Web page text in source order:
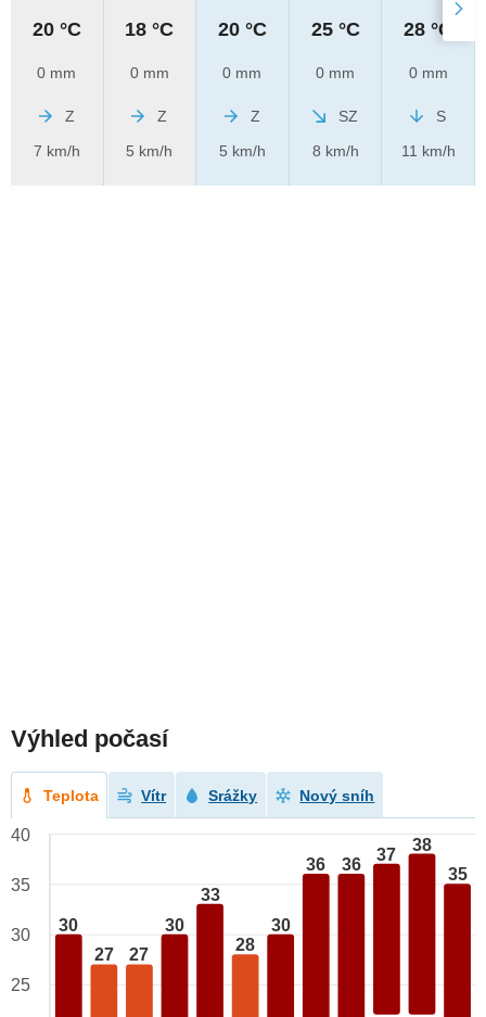
20 °C
0 mm
Z
7 km/h
18 °C
0 mm
Z
5 km/h
20 °C
0 mm
Z
5 km/h
25 °C
0 mm
SZ
8 km/h
28 °C
0 mm
S
11 km/h
Výhled počasí
Teplota Vítr Srážky Nový sníh
30
27 27
30
33
28
30
36 36
37
38
35
40
35
30
25